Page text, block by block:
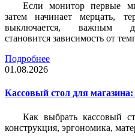
Если монитор первые
затем начинает мерцать,
выключается, важным
становится зависимость от
Подробнее
01.08.2026
Кассовый стол для
Как выбрать кассовый
конструкция, эргономика,